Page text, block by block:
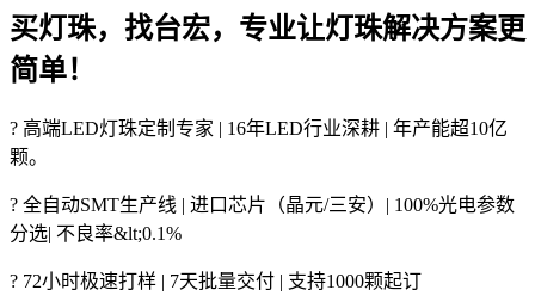
买灯珠，找台宏，专业让灯珠解决方案更
简单！
? 高端LED灯珠定制专家 | 16年LED行业深耕 | 年产能超10亿
颗。
? 全自动SMT生产线 | 进口芯片（晶元/三安）| 100%光电参数
分选| 不良率&lt;0.1%
? 72小时极速打样 | 7天批量交付 | 支持1000颗起订